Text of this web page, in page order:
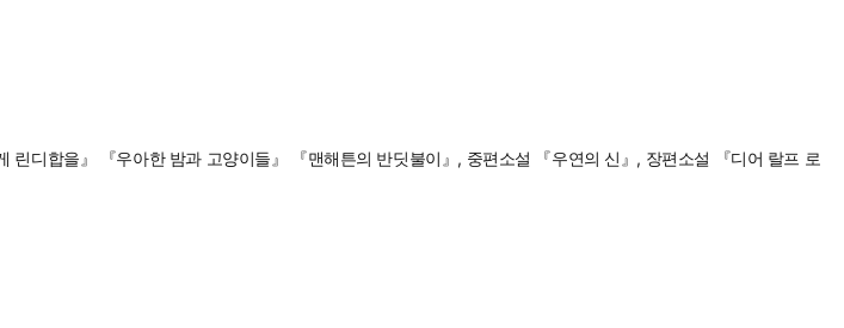
디합을』 『우아한 밤과 고양이들』 『맨해튼의 반딧불이』, 중편소설 『우연의 신』, 장편소설 『디어 랄프 로